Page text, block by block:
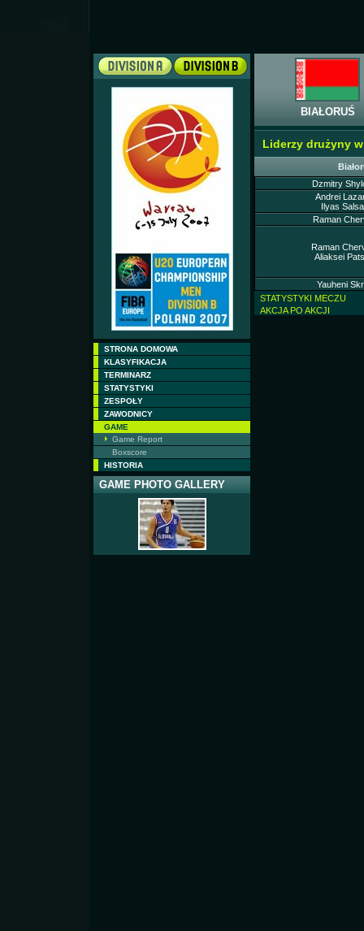
STRONA DOMOWA
KLASYFIKACJA
TERMINARZ
STATYSTYKI
ZESPOŁY
ZAWODNICY
GAME
Game Report
Boxscore
HISTORIA
GAME PHOTO GALLERY
BIAŁORUŚ
Liderzy drużyny
Dzmitry
Andrei
Ilyas
Raman
Raman
Aliaksei
Yauheni
STATYSTYKI MECZU
AKCJA PO AKCJI